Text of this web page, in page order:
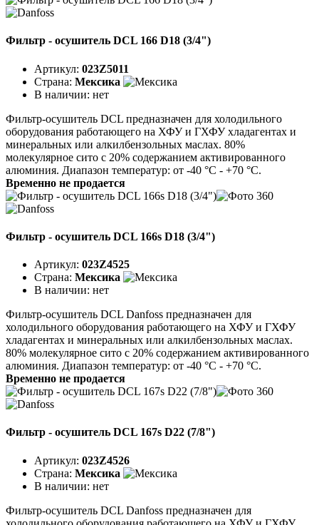
Фильтр - осушитель DCL 166 D18 (3/4")
Артикул: 023Z5011
Страна: Мексика
В наличии: нет
Фильтр-осушитель DCL предназначен для холодильного
оборудования работающего на ХФУ и ГХФУ хладагентах и
минеральных или алкилбензольных маслах. 80%
молекулярное сито с 20% содержанием активированного
алюминия. Диапазон температур: от -40 °C - +70 °C.
Временно не продается
Фильтр - осушитель DCL 166s D18 (3/4")
Артикул: 023Z4525
Страна: Мексика
В наличии: нет
Фильтр-осушитель DCL Danfoss предназначен для
холодильного оборудования работающего на ХФУ и ГХФУ
хладагентах и минеральных или алкилбензольных маслах.
80% молекулярное сито с 20% содержанием активированного
алюминия. Диапазон температур: от -40 °C - +70 °C.
Временно не продается
Фильтр - осушитель DCL 167s D22 (7/8")
Артикул: 023Z4526
Страна: Мексика
В наличии: нет
Фильтр-осушитель DCL Danfoss предназначен для